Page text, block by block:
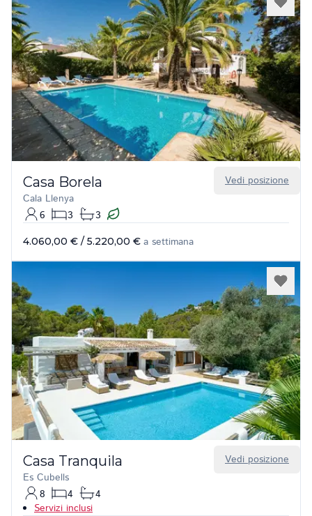
Vedi posizione
Casa Borela
Cala Llenya
6
3 3
4.060,00 € / 5.220,00 € a settimana
Vedi posizione
Casa Tranquila
Es Cubells
8
4
4
Servizi inclusi